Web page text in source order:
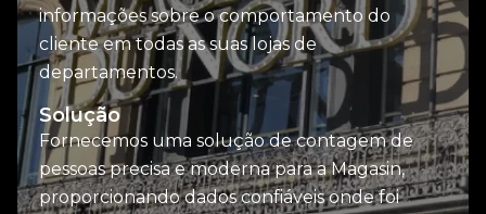
informações sobre o comportamento do
cliente em todas as suas lojas de
departamentos.
Solução
Fornecemos uma solução de contagem de
pessoas precisa e moderna para a Magasin,
proporcionando dados confiáveis onde foi